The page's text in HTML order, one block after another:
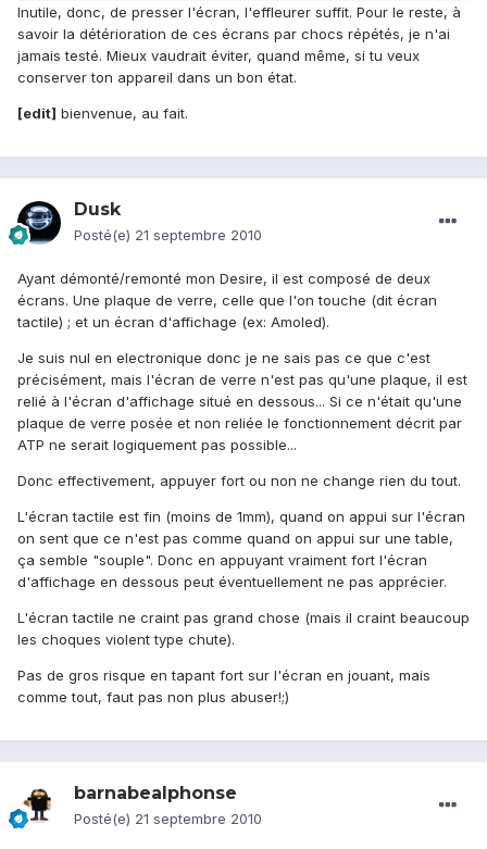
Inutile, donc, de presser l'écran, l'effleurer suffit. Pour le reste, à
savoir la détérioration de ces écrans par chocs répétés, je n'ai
jamais testé. Mieux vaudrait éviter, quand même, si tu veux
conserver ton appareil dans un bon état.
[edit] bienvenue, au fait.
Dusk
Posté(e) 21 septembre 2010
Ayant démonté/remonté mon Desire, il est composé de deux
écrans. Une plaque de verre, celle que l'on touche (dit écran
tactile) ; et un écran d'affichage (ex: Amoled).
Je suis nul en electronique donc je ne sais pas ce que c'est
précisément, mais l'écran de verre n'est pas qu'une plaque, il est
relié à l'écran d'affichage situé en dessous... Si ce n'était qu'une
plaque de verre posée et non reliée le fonctionnement décrit par
ATP ne serait logiquement pas possible...
Donc effectivement, appuyer fort ou non ne change rien du tout.
L'écran tactile est fin (moins de 1mm), quand on appui sur l'écran
on sent que ce n'est pas comme quand on appui sur une table,
ça semble "souple". Donc en appuyant vraiment fort l'écran
d'affichage en dessous peut éventuellement ne pas apprécier.
L'écran tactile ne craint pas grand chose (mais il craint beaucoup
les choques violent type chute).
Pas de gros risque en tapant fort sur l'écran en jouant, mais
comme tout, faut pas non plus abuser!;)
barnabealphonse
Posté(e) 21 septembre 2010